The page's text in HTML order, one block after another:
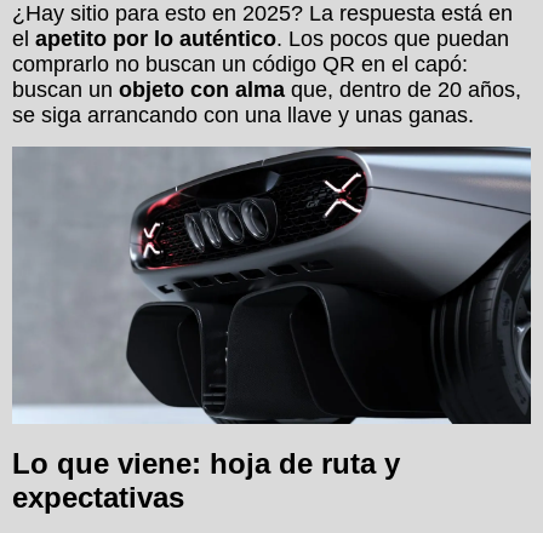
¿Hay sitio para esto en 2025? La respuesta está en
el apetito por lo auténtico. Los pocos que puedan
comprarlo no buscan un código QR en el capó:
buscan un objeto con alma que, dentro de 20 años,
se siga arrancando con una llave y unas ganas.
Lo que viene: hoja de ruta y
expectativas